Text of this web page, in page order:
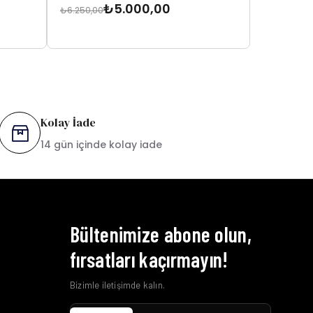
₺6.250,00₺5.000,00
Kolay İade
14 gün içinde kolay iade
Bültenimize abone olun,
fırsatları kaçırmayın!
Bizimle iletişimde kalın.